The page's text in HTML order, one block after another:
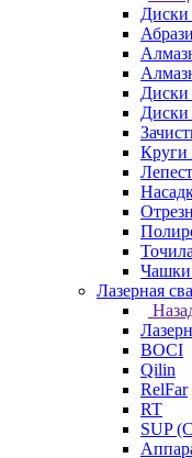
Диски
Круги
Точила
Чашки
Лазерная
BOCI
Qilin
RelFar
RT
SUP